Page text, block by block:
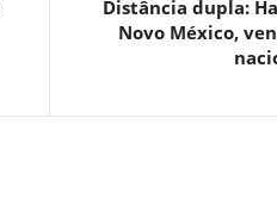
Distância dupla:
Novo México,